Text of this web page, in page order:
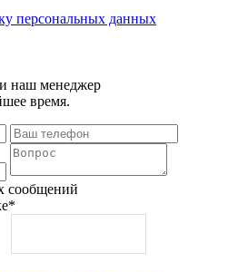
персональных данных
наш менеджер
время.
сообщений
*